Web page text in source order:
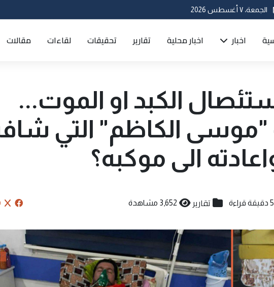
الجمعة، ٧ أغسطس 2026
اخبار اخبار محلية تقارير تحقيقات لقاءات مقالات
الكبد او الموت...
"موسى الكاظم" التي
الى موكبه؟
5 دقيقة قراءة تقارير 3,652 مشاهدة